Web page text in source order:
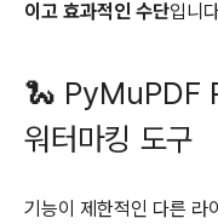
이고 효과적인 수단입니
🐍 PyMuPDF
워터마킹 도구
기능이 제한적인 다른